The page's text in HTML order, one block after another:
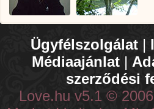
Ügyfélszolgálat |
Médiaajánlat|
szerződési
Love.hu v5.1 ©